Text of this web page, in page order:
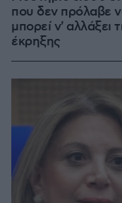
που δεν πρόλαβε
μπορεί ν' αλλάξει
έκρηξης